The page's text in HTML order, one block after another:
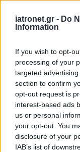
iatronet.gr - Do
Information
If you wish to opt-
processing of your
targeted
section to confirm
opt-out request is
interest-based ads
us or personal
your opt-out. You
disclosure of your
IAB’s list of